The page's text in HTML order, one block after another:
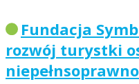
Fundacja
rozwój turystki